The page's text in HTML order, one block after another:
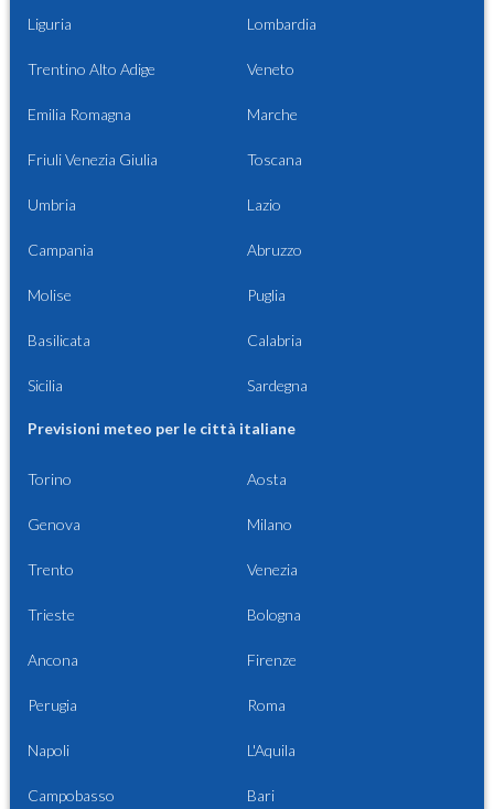
Liguria Lombardia
Trentino Alto Adige Veneto
Emilia Romagna Marche
Friuli Venezia Giulia Toscana
Umbria Lazio
Campania Abruzzo
Molise Puglia
Basilicata Calabria
Sicilia Sardegna
Previsioni meteo per le città italiane
Torino Aosta
Genova Milano
Trento Venezia
Trieste Bologna
Ancona Firenze
Perugia Roma
Napoli L'Aquila
Campobasso Bari